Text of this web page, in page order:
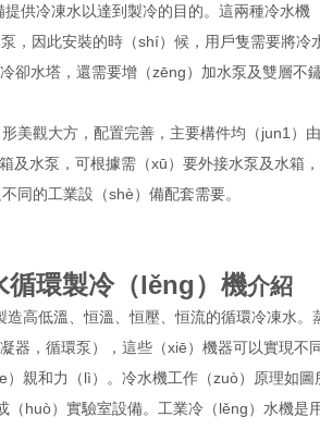
供冷凍水以達到製冷的目的。這兩種冷水機
，因此安裝的時（shí）候，用戶隻需要將冷
卻水塔，還需要增（zēng）加水泵及雙層不
觀大方，配置完善，主要構件均（jun1）
及水泵，可根據需（xū）要外接水泵及水箱
同的工業設（shè）備配套需要。
環製冷（lěng）機介紹
高低溫、恒溫、恒壓、恒流的循環冷凍水。
，循環泵），這些（xiē）機器可以實現不
親和力（lì）。冷水機工作（zuò）原理如圖
huò）實驗室設備。工業冷（lěng）水機是